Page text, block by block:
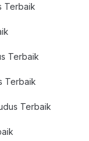
Terbaik
Terbaik
Terbaik
Terbaik